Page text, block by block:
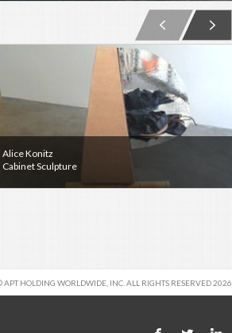
Holding Light, Memory of Vermeer
Alice Konitz
Cabinet Sculpture
APT HOLDING WORLDWIDE, INC. ALL RIGHTS RESERVED 2026